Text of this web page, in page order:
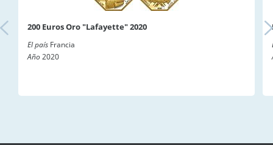
200 Euros Oro "Lafayette" 2020
El país Francia
Año2020